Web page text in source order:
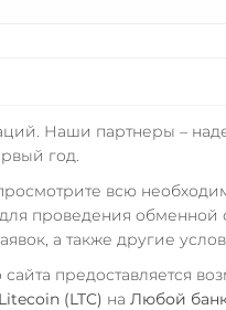
Наши партнеры –
год.
всю
проведения
а также другие
предоставляется
Litecoin (LTC) на Любой